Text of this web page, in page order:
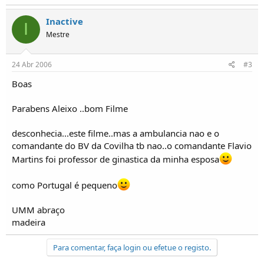
o
I Inactive
Mestre
24 Abr 2006 #3
Boas
Parabens Aleixo ..bom Filme
desconhecia...este filme..mas a ambulancia nao e o
comandante do BV da Covilha tb nao..o comandante Flavio
Martins foi professor de ginastica da minha esposa
como Portugal é pequeno
UMM abraço
madeira
Para comentar, faça login ou efetue o registo.